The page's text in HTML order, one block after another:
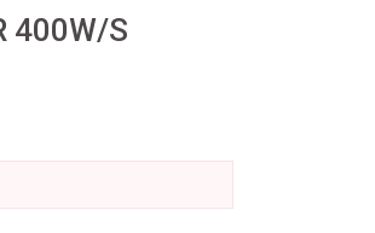
400W/S